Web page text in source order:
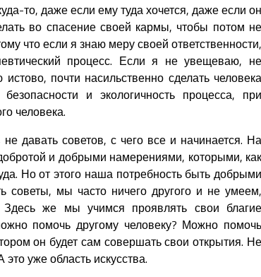
то, даже если ему туда хочется, даже если он
во спасение своей кармы, чтобы потом не
что если я знаю меру своей ответственности,
процесс. Если я не увещеваю, не
почти насильственно сделать человека
и экологичность процесса, при
человека.
давать советов, с чего все и начинается. На
и добрыми намерениями, которыми, как
Но от этого наша потребность быть добрыми
советы, мы часто ничего другого и не умеем,
Здесь же мы учимся проявлять свои благие
помочь другому человеку? Можно помочь
он будет сам совершать свои открытия. Не
уже область искусства.